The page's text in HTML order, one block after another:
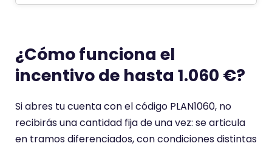
¿Cómo funciona el
incentivo de hasta 1.060 €?
Si abres tu cuenta con el código PLAN1060, no
recibirás una cantidad fija de una vez: se articula
en tramos diferenciados, con condiciones distintas